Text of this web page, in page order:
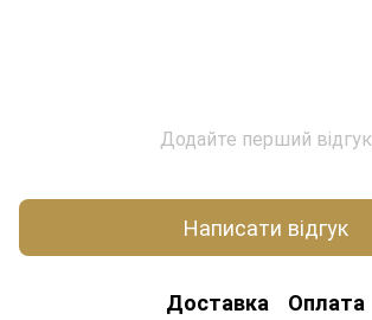
Додайте перший відгук
Написати відгук
Доставка Оплата